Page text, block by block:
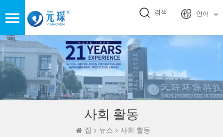
검색 언어
사회 활동
집 뉴스 사회 활동